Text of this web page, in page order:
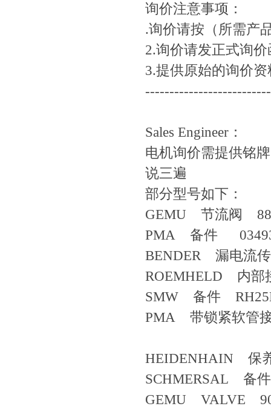
询价注意事项：
.询价请按（所需产
2.询价请发正式询
3.提供原始的询价
Sales Engineer：
电机询价需提供铭
说三遍
部分型号如下：
GEMU 节流阀
PMA 备件
BENDER 漏电流
ROEMHELD 内部
SMW 备件
PMA 带锁紧软管
HEIDENHAIN 保
SCHMERSAL 备
GEMU VALVE